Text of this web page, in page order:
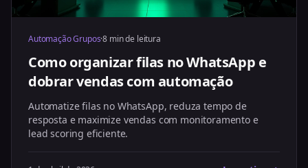
Automação Grupos·8 min de leitura
Como organizar filas no WhatsApp e
dobrar vendas com automação
Automatize filas no WhatsApp, reduza tempo de
resposta e maximize vendas com monitoramento e
lead scoring eficiente.